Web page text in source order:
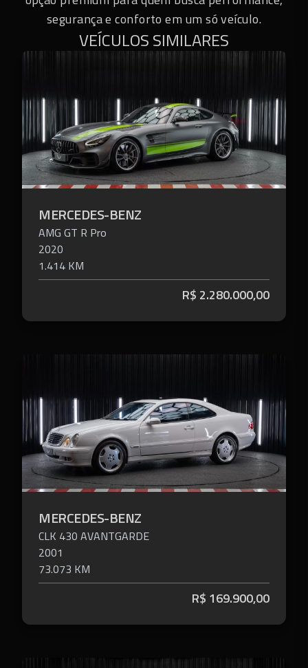
segurança e conforto em um só veículo.
VEÍCULOS SIMILARES
MERCEDES-BENZ
AMG GT R Pro
2020
1.414 KM
R$ 2.280.000,00
MERCEDES-BENZ
CLK 430 AVANTGARDE
2001
73.073 KM
R$ 169.900,00